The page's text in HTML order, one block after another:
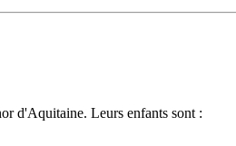
d'Aquitaine. Leurs enfants sont :